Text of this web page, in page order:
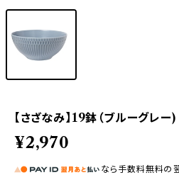
【さざなみ】19鉢（ブルーグ
¥2,970
なら 手数料無料の